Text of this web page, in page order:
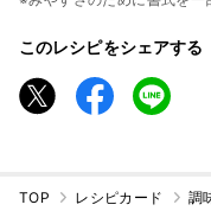
このレシピをシェアする
TOP レシピカード 調